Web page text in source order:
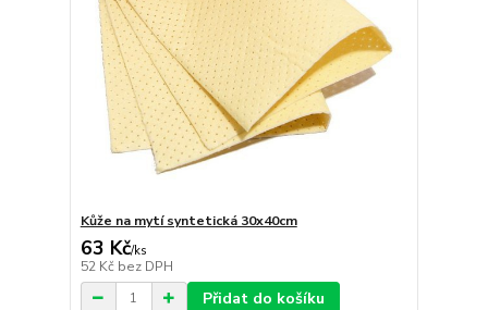
Kůže na mytí syntetická 30x40cm
63 Kč/ks
52 Kč bez DPH
Přidat do košíku